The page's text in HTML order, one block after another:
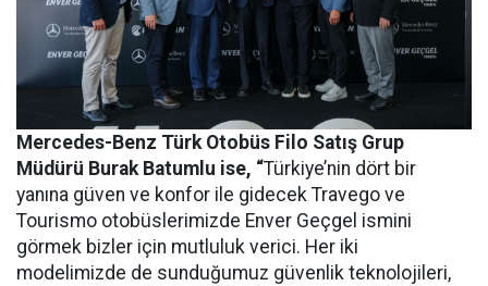
Mercedes-Benz Türk Otobüs Filo Satış Grup
Müdürü Burak Batumlu ise, “Türkiye’nin dört bir
yanına güven ve konfor ile gidecek Travego ve
Tourismo otobüslerimizde Enver Geçgel ismini
görmek bizler için mutluluk verici. Her iki
modelimizde de sunduğumuz güvenlik teknolojileri,